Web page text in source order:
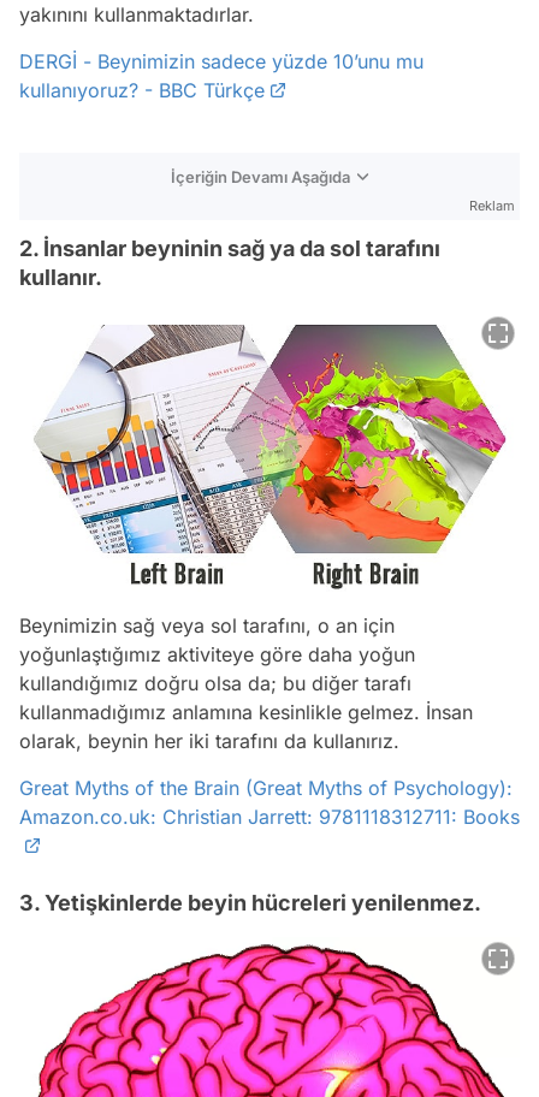
yakınını kullanmaktadırlar.
DERGİ - Beynimizin sadece yüzde 10’unu mu
kullanıyoruz? - BBC Türkçe
İçeriğin Devamı Aşağıda
Reklam
2. İnsanlar beyninin sağ ya da sol tarafını
kullanır.
Beynimizin sağ veya sol tarafını, o an için
yoğunlaştığımız aktiviteye göre daha yoğun
kullandığımız doğru olsa da; bu diğer tarafı
kullanmadığımız anlamına kesinlikle gelmez. İnsan
olarak, beynin her iki tarafını da kullanırız.
Great Myths of the Brain (Great Myths of Psychology):
Amazon.co.uk: Christian Jarrett: 9781118312711: Books
3. Yetişkinlerde beyin hücreleri yenilenmez.